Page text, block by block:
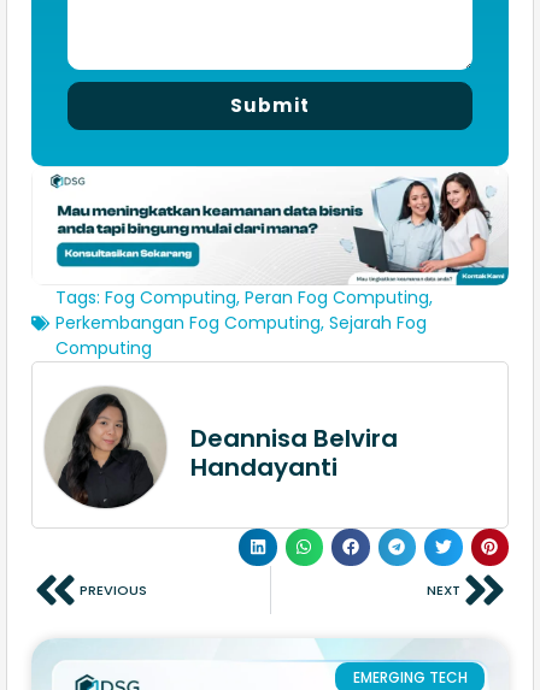
Submit
Tags: Fog Computing, Peran Fog Computing,
Perkembangan Fog Computing, Sejarah Fog
Computing
Deannisa Belvira
Handayanti
PREVIOUS NEXT
EMERGING TECH